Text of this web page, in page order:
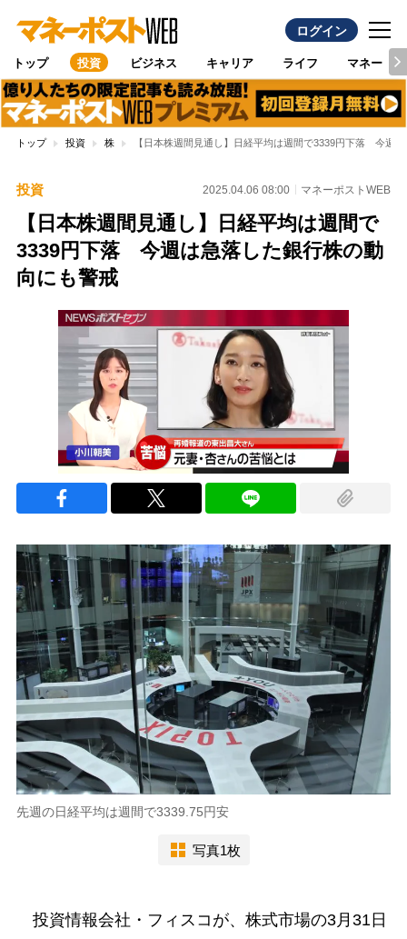
ログイン
トップ 投資 ビジネス キャリア ライフ マネー
トップ 投資 株 【日本株週間見通し】日経平均は週間で3339円下落 今週
投資 2025.04.06 08:00 マネーポストWEB
【日本株週間見通し】日経平均は週間で
3339円下落 今週は急落した銀行株の動
向にも警戒
先週の日経平均は週間で3339.75円安
写真1枚
投資情報会社・フィスコが、株式市場の3月31日